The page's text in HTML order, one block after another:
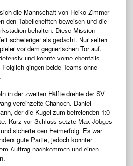
die Mannschaft von Heiko Zimmer
den Tabellenelften beweisen und die
behalten. Diese Mission
schwieriger als gedacht. Nur selten
vor dem gegnerischen Tor auf.
und konnte vorne ebenfalls
gingen beide Teams ohne
in der zweiten Hälfte drehte der SV
vereinzelte Chancen. Daniel
der die Kugel zum befreienden 1:0
Kurz vor Schluss setzte Max Jöbges
sicherte den Heimerfolg. Es war
gute Partie, jedoch konnten
Auftrag nachkommen und einen